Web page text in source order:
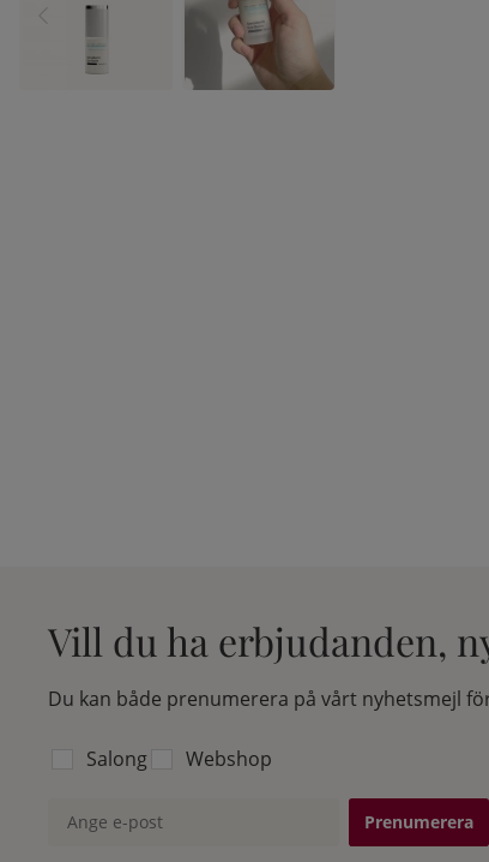
Vill du ha erbjudanden,
Du kan både prenumerera på vårt nyhetsmejl
Välj vilken lista du vill prenumerera på:
Salong
Webshop
Ange e-post